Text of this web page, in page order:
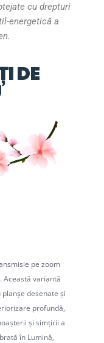
cu drepturi
energetică a
DE
pe zoom
Această variantă
desenate și
profundă,
și simțirii a
în Lumină,